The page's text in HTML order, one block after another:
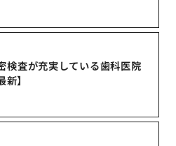
検査が充実している歯科医院
】